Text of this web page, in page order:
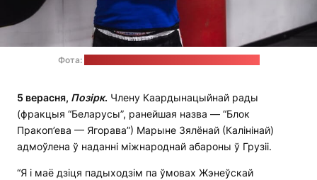
Фота:
5 верасня, Позірк. Члену Каардынацыйнай рады
(фракцыя “Беларусы”, ранейшая назва — “Блок
Пракоп’ева — Ягорава”) Марыне Зялёнай (Калінінай)
адмоўлена ў наданні міжнароднай абароны ў Грузіі.
“Я і маё дзіця падыходзім па ўмовах Жэнеўскай